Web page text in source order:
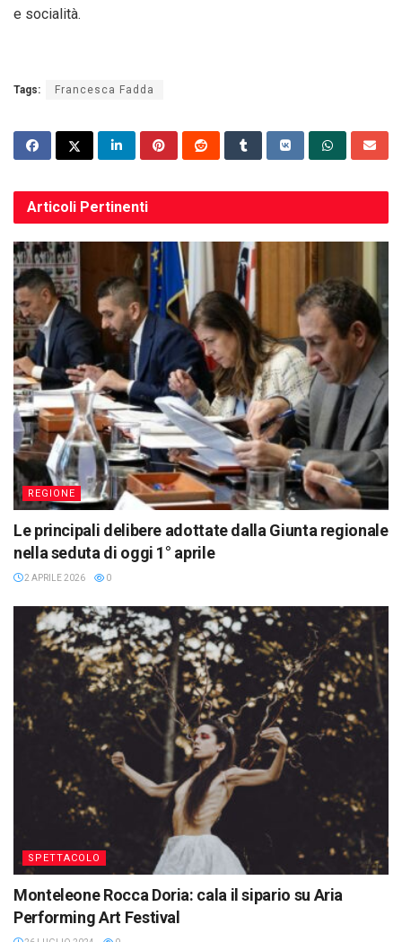
e socialità.
Tags: Francesca Fadda
Articoli Pertinenti
REGIONE
Le principali delibere adottate dalla Giunta regionale
nella seduta di oggi 1° aprile
2 APRILE 2026 0
SPETTACOLO
Monteleone Rocca Doria: cala il sipario su Aria
Performing Art Festival